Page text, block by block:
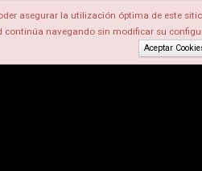
asegurar la utilización óptima de este
continúa navegando sin modificar su
Aceptar